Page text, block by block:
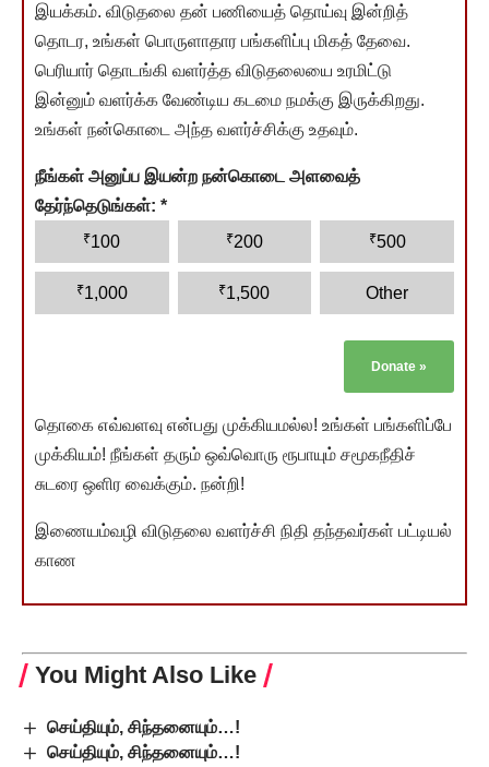
இயக்கம். விடுதலை தன் பணியைத் தொய்வு இன்றித்
தொடர, உங்கள் பொருளாதார பங்களிப்பு மிகத் தேவை.
பெரியார் தொடங்கி வளர்த்த விடுதலையை உரமிட்டு
இன்னும் வளர்க்க வேண்டிய கடமை நமக்கு இருக்கிறது.
உங்கள் நன்கொடை அந்த வளர்ச்சிக்கு உதவும்.
நீங்கள் அனுப்ப இயன்ற நன்கொடை அளவைத்
தேர்ந்தெடுங்கள்: *
₹100 ₹200 ₹500
₹1,000 ₹1,500 Other
Donate »
தொகை எவ்வளவு என்பது முக்கியமல்ல! உங்கள் பங்களிப்பே
முக்கியம்! நீங்கள் தரும் ஒவ்வொரு ரூபாயும் சமூகநீதிச்
சுடரை ஒளிர வைக்கும். நன்றி!
இணையம்வழி விடுதலை வளர்ச்சி நிதி தந்தவர்கள் பட்டியல்
காண
You Might Also Like
செய்தியும், சிந்தனையும்…!
செய்தியும், சிந்தனையும்…!